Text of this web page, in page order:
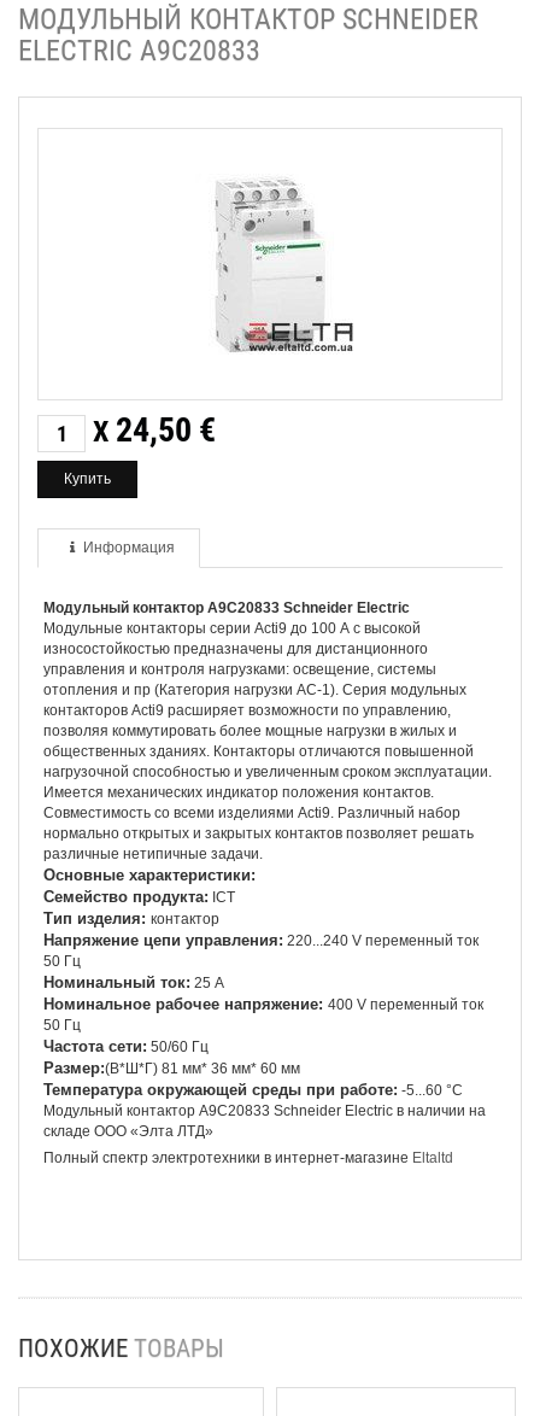
МОДУЛЬНЫЙ КОНТАКТОР SCHNEIDER
ELECTRIC A9C20833
X 24,50 €
Информация
Модульный контактор A9C20833 Schneider Electric
Модульные контакторы серии Acti9 до 100 А с высокой
износостойкостью предназначены для дистанционного
управления и контроля нагрузками: освещение, системы
отопления и пр (Категория нагрузки АС-1). Серия модульных
контакторов Acti9 расширяет возможности по управлению,
позволяя коммутировать более мощные нагрузки в жилых и
общественных зданиях. Контакторы отличаются повышенной
нагрузочной способностью и увеличенным сроком эксплуатации.
Имеется механических индикатор положения контактов.
Совместимость со всеми изделиями Acti9. Различный набор
нормально открытых и закрытых контактов позволяет решать
различные нетипичные задачи.
Основные характеристики:
Семейство продукта: IСT
Тип изделия: контактор
Напряжение цепи управления: 220...240 V переменный ток
50 Гц
Номинальный ток: 25 А
Номинальное рабочее напряжение: 400 V переменный ток
50 Гц
Частота сети: 50/60 Гц
Размер:(В*Ш*Г) 81 мм* 36 мм* 60 мм
Температура окружающей среды при работе: -5...60 °C
Модульный контактор A9C20833 Schneider Electric в наличии на
складе ООО «Элта ЛТД»
Полный спектр электротехники в интернет-магазине Eltaltd
ПОХОЖИЕ ТОВАРЫ